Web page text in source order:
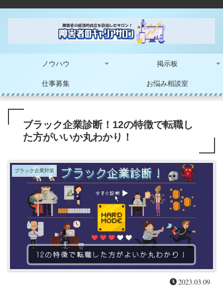
ノウハウ 掲示板
仕事募集 お悩み相談室
ブラック企業診断！12の特徴で転職し
た方がいいか丸わかり！
ブラック企業対策
2023.03.09